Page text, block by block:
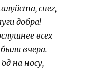
снег,
добра!
всех
вчера.
на носу,